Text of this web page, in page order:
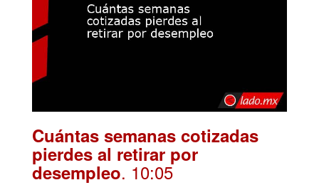
Cuántas semanas cotizadas
pierdes al retirar por
desempleo. 10:05